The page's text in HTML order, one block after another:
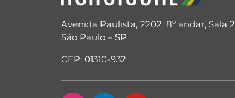
Avenida Paulista, 2202, 8º andar, Sala 2
São Paulo – SP
CEP: 01310-932